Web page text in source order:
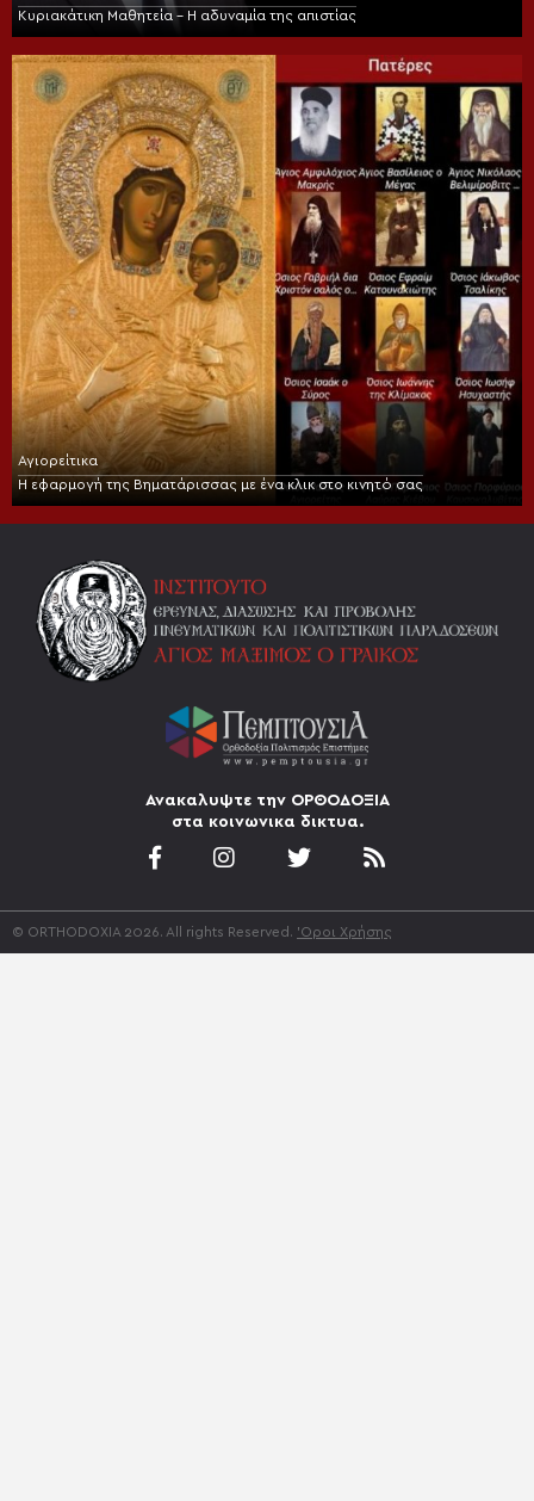
Κυριακάτικη Μαθητεία – Η αδυναμία της απιστίας
Αγιορείτικα
Η εφαρμογή της Βηματάρισσας με ένα κλικ στο κινητό σας
Ανακαλυψτε την ΟΡΘΟΔΟΞΙΑ
στα κοινωνικα δικτυα.
© ORTHODOXIA 2026. All rights Reserved. 'Οροι Χρήσης